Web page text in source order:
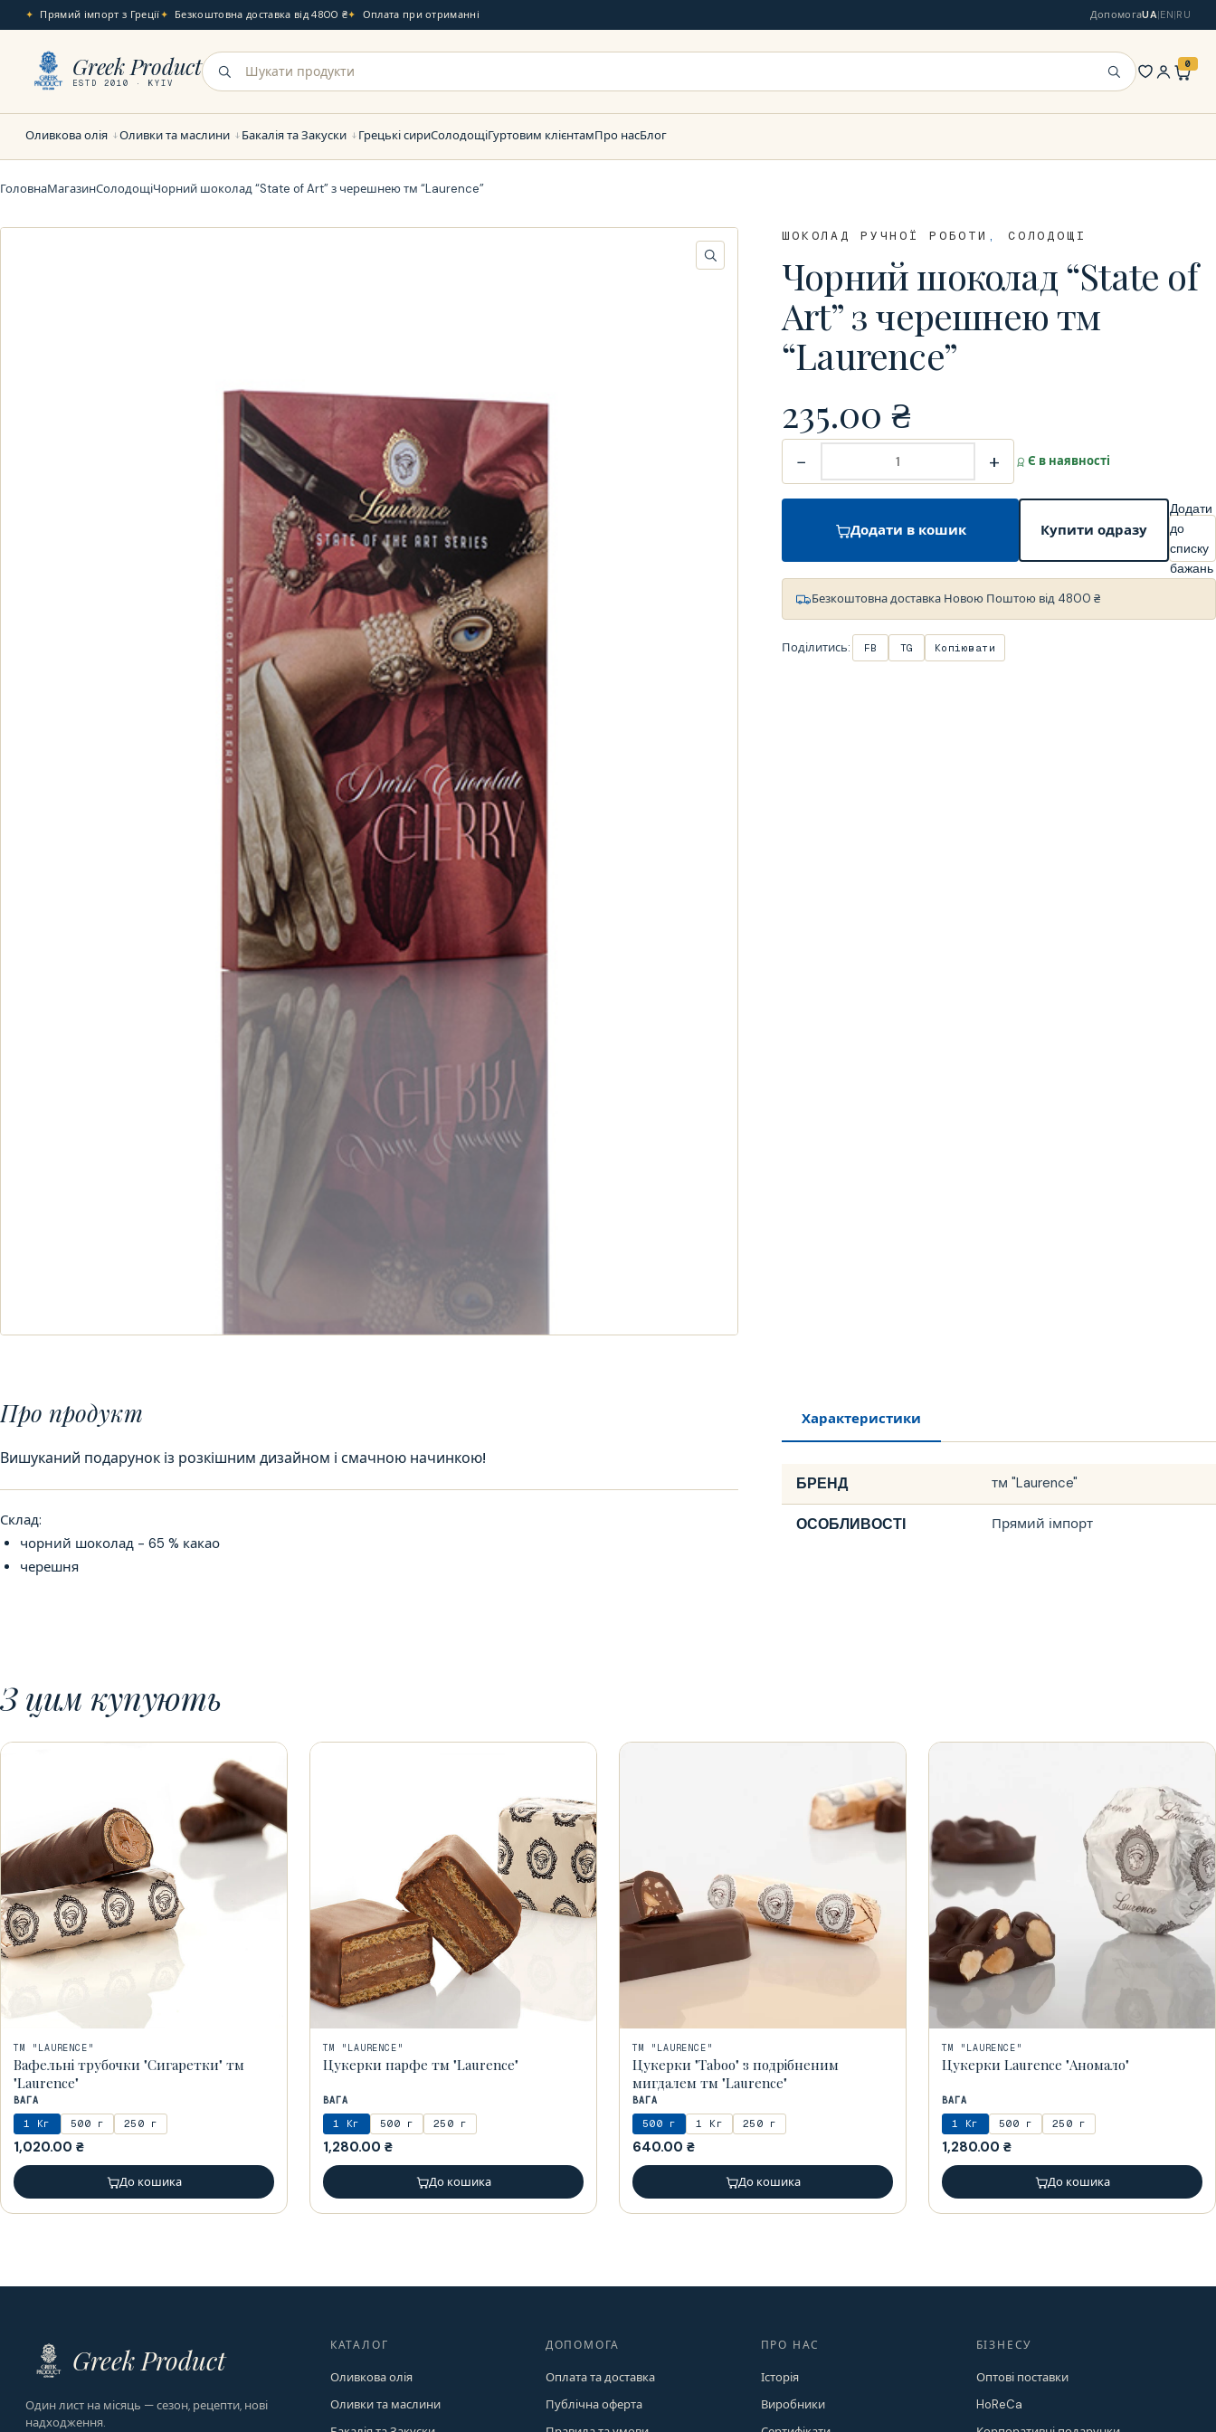
Прямий імпорт з Греції Безкоштовна доставка від 4800 ₴ Оплата при отриманні ДопомогаUA|EN|RU
Greek Product
ESTD 2010 · KYIV Шукати
0
Оливкова олія Оливки та маслини Бакалія та Закуски Грецькі сириСолодощіГуртовим клієнтамПро насБлог
ГоловнаМагазинСолодощіЧорний шоколад “State of Art” з черешнею тм “Laurence”
ШОКОЛАД РУЧНОЇ РОБОТИ , СОЛОДОЩІ
Чорний шоколад “State of
Art” з черешнею тм
“Laurence”
235.00 ₴
− + Є в наявності
Додати в кошик Купити одразу
Додати
до
списку
бажань
Безкоштовна доставка Новою Поштою від 4800 ₴
Поділитись: FB TG Копіювати
Про продукт
Вишуканий подарунок із розкішним дизайном і смачною начинкою!
Склад:
чорний шоколад - 65 % какао
черешня
Характеристики
БРЕНД тм "Laurence"
ОСОБЛИВОСТІ Прямий імпорт
З цим купують
ТМ "LAURENCE"
Вафельні трубочки "Сигаретки" тм
"Laurence"
ВАГА
1 Кг 500 г 250 г
1,020.00 ₴
До кошика
ТМ "LAURENCE"
Цукерки парфе тм "Laurence"
ВАГА
1 Кг 500 г 250 г
1,280.00 ₴
До кошика
ТМ "LAURENCE"
Цукерки "Taboo" з подрібненим
мигдалем тм "Laurence"
ВАГА
500 г 1 Кг 250 г
640.00 ₴
До кошика
ТМ "LAURENCE"
Цукерки Laurence "Аномало"
ВАГА
1 Кг 500 г 250 г
1,280.00 ₴
До кошика
Greek Product
Один лист на місяць — сезон, рецепти, нові
надходження.
КАТАЛОГ
Оливкова олія
Оливки та маслини
ДОПОМОГА
Оплата та доставка
Публічна оферта
ПРО НАС
Історія
Виробники
БІЗНЕСУ
Оптові поставки
HoReCa